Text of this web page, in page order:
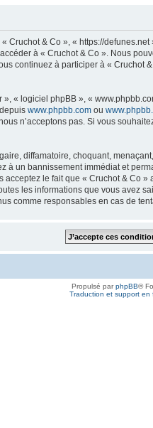
& Co », « https://
à « Cruchot & Co ». Nous
continuez à participer à «
« logiciel phpBB », «
www.phpbb.com ou
n’acceptons pas. Si vous
diffamatoire, choquant,
un bannissement immédiat et
le fait que « Cruchot & Co
les informations que vous
comme responsables en cas de
Propulsé parphpBB®
Traduction et support en